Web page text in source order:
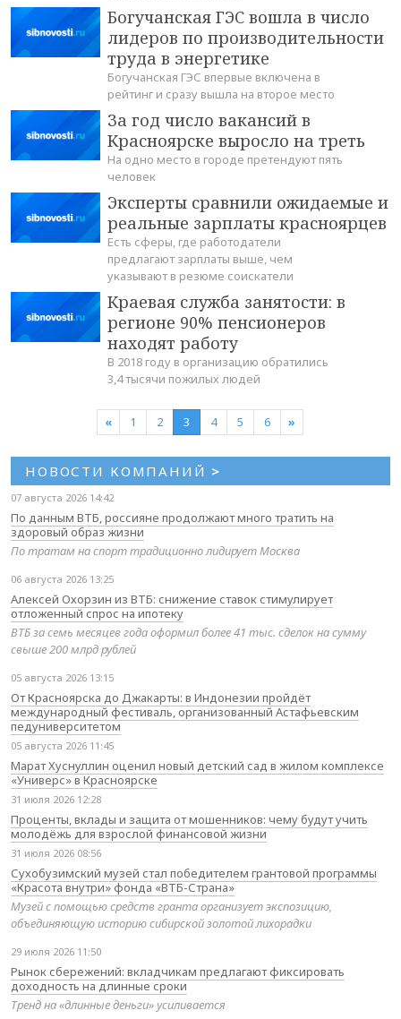
Богучанская ГЭС вошла в число
лидеров по производительности
труда в энергетике
Богучанская ГЭС впервые включена в
рейтинг и сразу вышла на второе место
За год число вакансий в
Красноярске выросло на треть
На одно место в городе претендуют пять
человек
Эксперты сравнили ожидаемые и
реальные зарплаты красноярцев
Есть сферы, где работодатели
предлагают зарплаты выше, чем
указывают в резюме соискатели
Краевая служба занятости: в
регионе 90% пенсионеров
находят работу
В 2018 году в организацию обратились
3,4 тысячи пожилых людей
« 1 2 3 4 5 6 »
НОВОСТИ КОМПАНИЙ >
07 августа 2026 14:42
По данным ВТБ, россияне продолжают много тратить на
здоровый образ жизни
По тратам на спорт традиционно лидирует Москва
06 августа 2026 13:25
Алексей Охорзин из ВТБ: снижение ставок стимулирует
отложенный спрос на ипотеку
ВТБ за семь месяцев года оформил более 41 тыс. сделок на сумму
свыше 200 млрд рублей
05 августа 2026 13:15
От Красноярска до Джакарты: в Индонезии пройдёт
международный фестиваль, организованный Астафьевским
педуниверситетом
05 августа 2026 11:45
Марат Хуснуллин оценил новый детский сад в жилом комплексе
«Универс» в Красноярске
31 июля 2026 12:28
Проценты, вклады и защита от мошенников: чему будут учить
молодёжь для взрослой финансовой жизни
31 июля 2026 08:56
Сухобузимский музей стал победителем грантовой программы
«Красота внутри» фонда «ВТБ-Страна»
Музей с помощью средств гранта организует экспозицию,
объединяющую историю сибирской золотой лихорадки
29 июля 2026 11:50
Рынок сбережений: вкладчикам предлагают фиксировать
доходность на длинные сроки
Тренд на «длинные деньги» усиливается